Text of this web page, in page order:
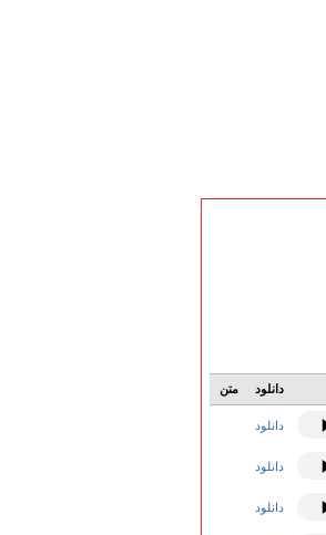
دانلود متن
دانلود
دانلود
دانلود